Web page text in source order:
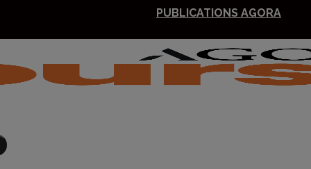
PUBLICATIONS AGORA